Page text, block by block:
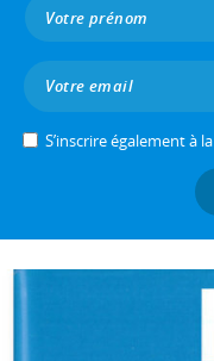
S’inscrire également à la